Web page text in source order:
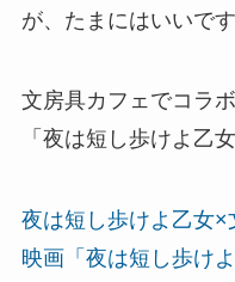
が、たまにはいいです
文房具カフェでコラ
「夜は短し歩けよ乙
夜は短し歩けよ乙女×
映画「夜は短し歩け